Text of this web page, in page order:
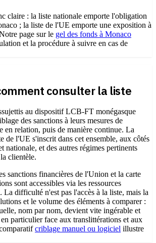
claire : la liste nationale emporte l'obligation
; la liste de l'UE emporte une exposition à
page sur le gel des fonds à Monaco
et la procédure à suivre en cas de
consulter la liste
au dispositif LCB-FT monégasque
des sanctions à leurs mesures de
relation, puis de manière continue. La
de l'UE s'inscrit dans cet ensemble, aux côtés
nationale, et des autres régimes pertinents
clientèle.
sanctions financières de l'Union et la carte
sont accessibles via les ressources
difficulté n'est pas l'accès à la liste, mais la
et le volume des éléments à comparer :
nom par nom, devient vite ingérable et
particulier face aux translittérations et aux
criblage manuel ou logiciel illustre